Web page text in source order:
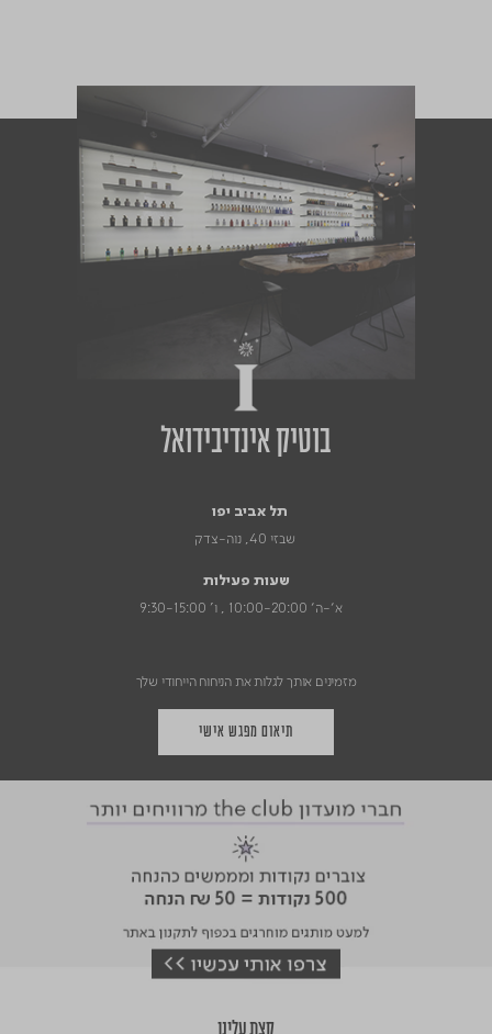
בוטיק אינדיבידואל
תל אביב יפו
שבזי 40, נוה-צדק
שעות פעילות
א׳-ה׳ 10:00-20:00 , ו' 9:30-15:00
מזמינים אותך לגלות את הניחוח הייחודי שלך
תיאום מפגש אישי
קצת עלינו